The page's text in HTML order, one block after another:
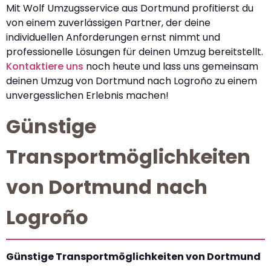
Mit Wolf Umzugsservice aus Dortmund profitierst du
von einem zuverlässigen Partner, der deine
individuellen Anforderungen ernst nimmt und
professionelle Lösungen für deinen Umzug bereitstellt.
Kontaktiere uns noch heute und lass uns gemeinsam
deinen Umzug von Dortmund nach Logroño zu einem
unvergesslichen Erlebnis machen!
Günstige
Transportmöglichkeiten
von Dortmund nach
Logroño
Günstige Transportmöglichkeiten von Dortmund